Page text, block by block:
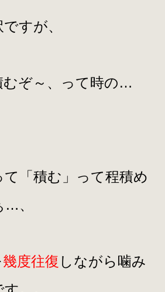
すが、
むぞ～、って時の…
「積む」って程積め
…、
幾度往復 しながら噛み